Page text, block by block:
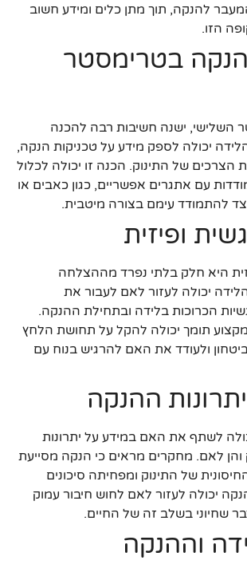
להנקה, תוך מתן כלים ומידע חשוב
הזו.
בטרימסטר
השלישי, ישנה חשיבות רבה להכנה
יכולה לספק מידע על טכניקות הנקה,
הצרכים של התינוק. הכנה זו יכולה לכלול
עם אתגרים אפשריים, כגון כאבים או
להתמודד עימם בצורה מיטבית.
ופיזית
היא חלק בלתי נפרד מההצלחה
יכולה לעזור לאם לעבור את
הכרוכות בלידה ובתחילת ההנקה.
תומך יכולה להקל על תחושת הלחץ
ולעודד את האם להרגיש בנוח עם
ההנקה
לשתף את האם במידע על יתרונות
והן לאם. מחקרים מראים כי הנקה מסייעת
של התינוק ומפחיתה סיכונים
יכולה לעזור לאם לחוש חיבור עמוק
שחיוני בשלב זה של החיים.
וההנקה